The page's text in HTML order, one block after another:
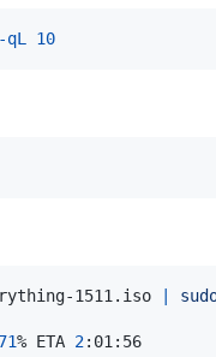
-qL 10
1511.iso
71% ETA 2